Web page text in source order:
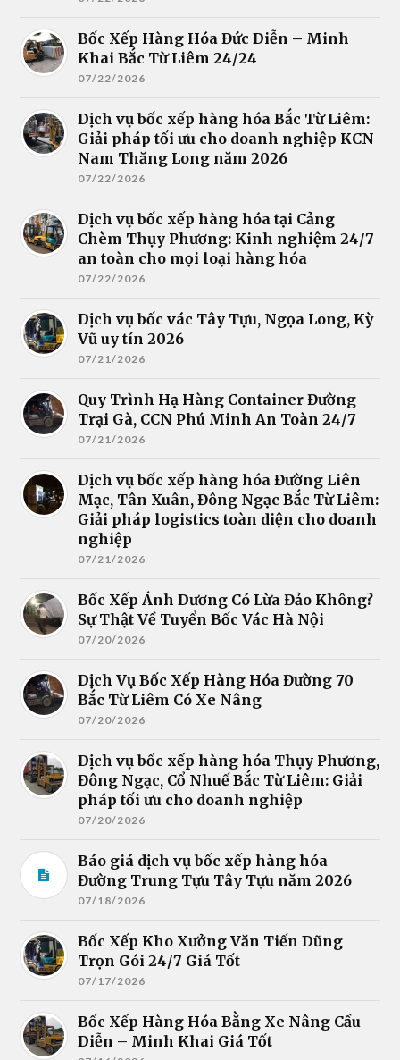
Bốc Xếp Hàng Hóa Đức Diễn – Minh
Khai Bắc Từ Liêm 24/24
07/22/2026
Dịch vụ bốc xếp hàng hóa Bắc Từ Liêm:
Giải pháp tối ưu cho doanh nghiệp KCN
Nam Thăng Long năm 2026
07/22/2026
Dịch vụ bốc xếp hàng hóa tại Cảng
Chèm Thụy Phương: Kinh nghiệm 24/7
an toàn cho mọi loại hàng hóa
07/22/2026
Dịch vụ bốc vác Tây Tựu, Ngọa Long, Kỳ
Vũ uy tín 2026
07/21/2026
Quy Trình Hạ Hàng Container Đường
Trại Gà, CCN Phú Minh An Toàn 24/7
07/21/2026
Dịch vụ bốc xếp hàng hóa Đường Liên
Mạc, Tân Xuân, Đông Ngạc Bắc Từ Liêm:
Giải pháp logistics toàn diện cho doanh
nghiệp
07/21/2026
Bốc Xếp Ánh Dương Có Lừa Đảo Không?
Sự Thật Về Tuyển Bốc Vác Hà Nội
07/20/2026
Dịch Vụ Bốc Xếp Hàng Hóa Đường 70
Bắc Từ Liêm Có Xe Nâng
07/20/2026
Dịch vụ bốc xếp hàng hóa Thụy Phương,
Đông Ngạc, Cổ Nhuế Bắc Từ Liêm: Giải
pháp tối ưu cho doanh nghiệp
07/20/2026
Báo giá dịch vụ bốc xếp hàng hóa
Đường Trung Tựu Tây Tựu năm 2026
07/18/2026
Bốc Xếp Kho Xưởng Văn Tiến Dũng
Trọn Gói 24/7 Giá Tốt
07/17/2026
Bốc Xếp Hàng Hóa Bằng Xe Nâng Cầu
Diễn – Minh Khai Giá Tốt